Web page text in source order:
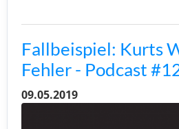
Fallbeispiel: Kurts
Fehler - Podcast
09.05.2019